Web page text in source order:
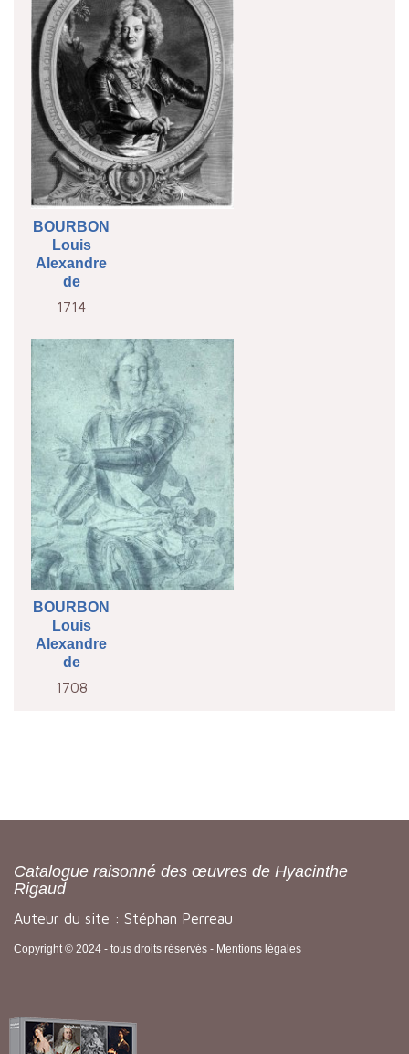
BOURBON
Louis
Alexandre
de
1714
BOURBON
Louis
Alexandre
de
1708
Catalogue raisonné des œuvres de Hyacinthe
Rigaud
Auteur du site : Stéphan Perreau
Copyright © 2024 - tous droits réservés - Mentions légales